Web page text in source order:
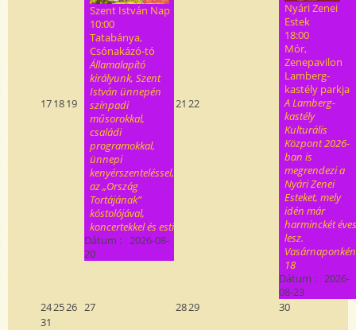
171819
Szent István Nap
10:00
Tatabánya,
Csónakázó-tó
Államalapító
királyunk, Szent
István ünnepén
színpadi
műsorokkal,
családi
programokkal,
ünnepi
kenyérszenteléssel,
az „Ország
Tortájának”
kóstolójával,
koncertekkel és esti
Dátum : 2026-08-
20
21 22
Nyári Zenei
Estek
18:00
Mór,
Zenepavilon
Lamberg-
kastély parkja
A Lamberg-
kastély
Kulturális
Központ 2026-
ban is
megrendezi a
Nyári Zenei
Esteket, mely
idén már
harminckét éves
lesz.
18
Dátum : 2026-
08-23
242526 27 2829
30
31